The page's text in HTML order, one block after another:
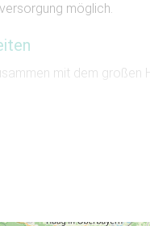
möglich.
mit dem großen
liegen unsere